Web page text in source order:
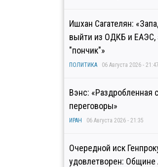
Ишхан Сагателян:
выйти из ОДКБ и ЕАЭС,
"пончик"»
ПОЛИТИКА 06 Августа 2026 - 21:47
Вэнс: «Раздробленная
переговоры»
ИРАН 06 Августа 2026 - 21:35
Очередной иск
удовлетворен: